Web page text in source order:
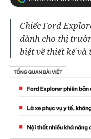
Chiếc Ford
dành cho thị
biệt về thiết kế